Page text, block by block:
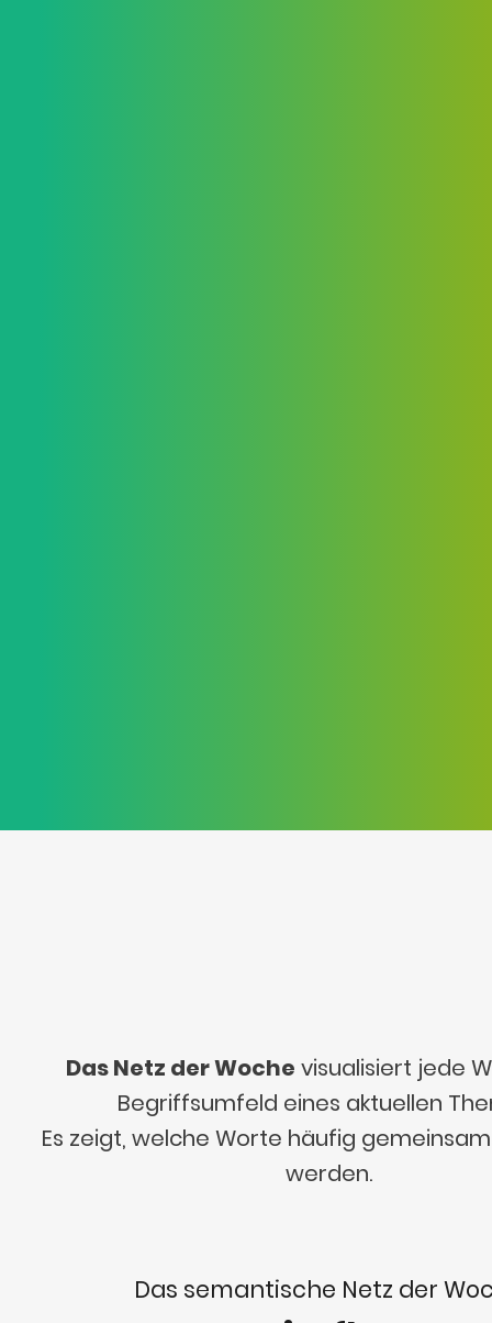
Das Netz der Woche visualisiert jede
Begriffsumfeld eines aktuellen
Es zeigt, welche Worte häufig
werden.
Das semantische Netz der